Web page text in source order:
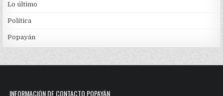
Lo último
Política
Popayán
INFORMACIÓN DE CONTACTO POPAYÁN